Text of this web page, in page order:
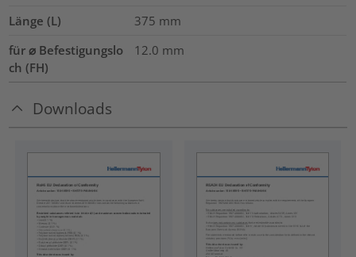
Länge (L) 375 mm
für ⌀ Befestigungslo
ch (FH)
12.0 mm
Downloads